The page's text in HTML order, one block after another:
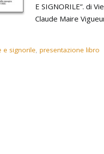
E SIGNORILE”. di
Claude Maire
e signorile, presentazione libro